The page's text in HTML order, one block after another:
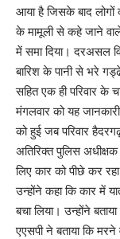
आया है जिसके बाद
के मामूली से कहे जाने
में समा दिया। दरअसल
बारिश के पानी से भरे
सहित एक ही परिवार के
मंगलवार को यह
को हुई जब परिवार
अतिरिक्त पुलिस
लिए कार को पीछे कर
उन्होंने कहा कि कार में
बचा लिया। उन्होंने
एएसपी ने बताया कि